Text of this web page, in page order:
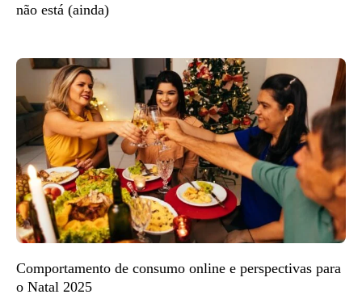
não está (ainda)
Comportamento de consumo online e perspectivas para
o Natal 2025